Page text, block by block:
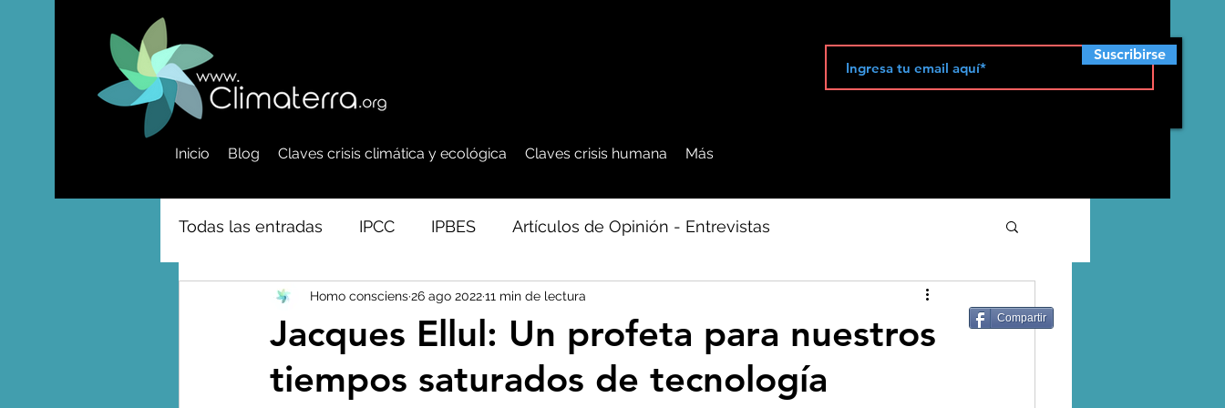
Suscribirse
Inicio Blog Claves crisis climática y ecológica Claves crisis humana Más
Todas las entradas IPCC IPBES Artículos de Opinión - Entrevistas
Activismo - Greta - Científicos Seguridad Alimentaria-Agua-Dieta
Amazonas - Selvas tropicales - Bosq Artico - Antártida - Glaciares
Jacques Ellul: Un profeta para nuestros
tiempos saturados de tecnología
Homo consciens26 ago 202211 min de lectura
Compartir